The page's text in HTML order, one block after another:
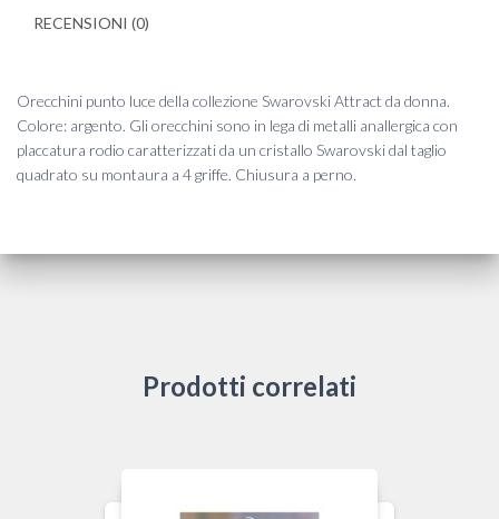
RECENSIONI (0)
Orecchini punto luce della collezione Swarovski Attract da donna.
Colore: argento. Gli orecchini sono in lega di metalli anallergica con
placcatura rodio caratterizzati da un cristallo Swarovski dal taglio
quadrato su montaura a 4 griffe. Chiusura a perno.
Prodotti correlati